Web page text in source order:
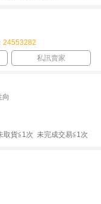
24553282
私訊賣家
向
取貨≦1次 未完成交易≦1次